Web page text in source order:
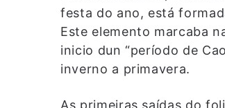
festa do ano, está
Este elemento marcaba
inicio dun “período de
inverno a primavera.
As primeiras saídas do